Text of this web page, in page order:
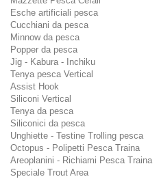
Esche artificiali pesca
Cucchiani da pesca
Minnow da pesca
Popper da pesca
Jig - Kabura - Inchiku
Tenya pesca Vertical
Assist Hook
Siliconi Vertical
Tenya da pesca
Siliconici da pesca
Unghiette - Testine Trolling pesca
Octopus - Polipetti Pesca Traina
Areoplanini - Richiami Pesca Traina
Speciale Trout Area